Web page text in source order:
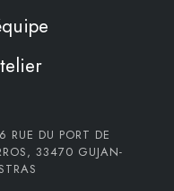
RUE DU PORT DE
33470 GUJAN-